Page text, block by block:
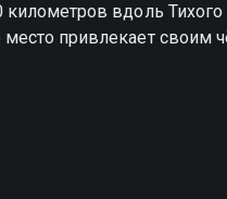
вдоль Тихого
место привлекает своим
видами на